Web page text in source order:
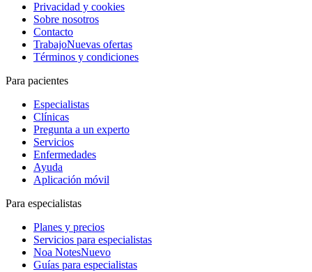
Privacidad y cookies
Sobre nosotros
Contacto
TrabajoNuevas ofertas
Términos y condiciones
Para pacientes
Especialistas
Clínicas
Pregunta a un experto
Servicios
Enfermedades
Ayuda
Aplicación móvil
Para especialistas
Planes y precios
Servicios para especialistas
Noa NotesNuevo
Guías para especialistas